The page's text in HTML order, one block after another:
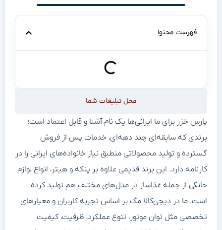
فهرست محتوا
محل تبلیغات شما
پارس خزر برای ما ایرانی‌ها یک نام آشنا و قابل اعتماد است؛
برندی که سابقه‌ای چند دهه‌ای، خدمات پس از فروش
گسترده و تولید محصولاتی منطبق نیاز خانواده‌های ایرانی را در
کارنامه دارد. این برند قدیمی علاوه بر پنکه و هیتر، انواع لوازم
خانگی از جمله غذاساز در مدل‌های مختلف هم تولید کرده
است. ما در دیجی‌کالا مگ بر اساس تجربه کاربران و معیارهای
تخصصی مثل توان موتور، تنوع عملکرد، ظرفیت، کیفیت